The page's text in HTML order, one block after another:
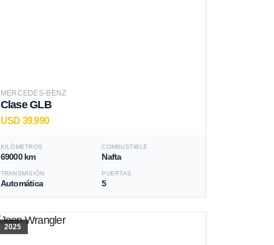
MERCEDES-BENZ
Clase GLB
USD 39.990
KILÓMETROS
69000 km
COMBUSTIBLE
Nafta
TRANSMISIÓN
Automática
PUERTAS
5
2025